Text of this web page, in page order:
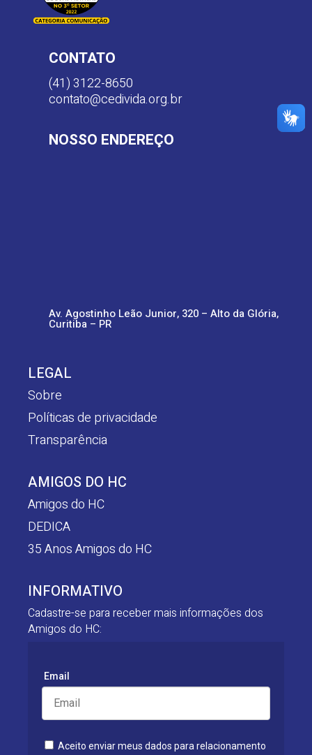
CONTATO
(41) 3122-8650
contato@cedivida.org.br
NOSSO ENDEREÇO
Av. Agostinho Leão Junior, 320 – Alto da Glória,
Curitiba – PR
LEGAL
Sobre
Políticas de privacidade
Transparência
AMIGOS DO HC
Amigos do HC
DEDICA
35 Anos Amigos do HC
INFORMATIVO
Cadastre-se para receber mais informações dos
Amigos do HC:
Email
Aceito enviar meus dados para relacionamento